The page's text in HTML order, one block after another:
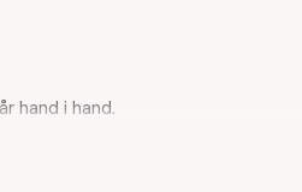
hand i hand.